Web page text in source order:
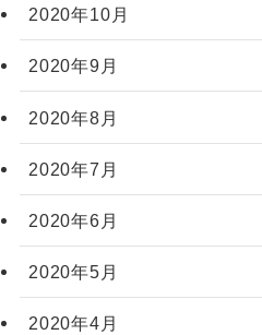
2020年10月
2020年9月
2020年8月
2020年7月
2020年6月
2020年5月
2020年4月